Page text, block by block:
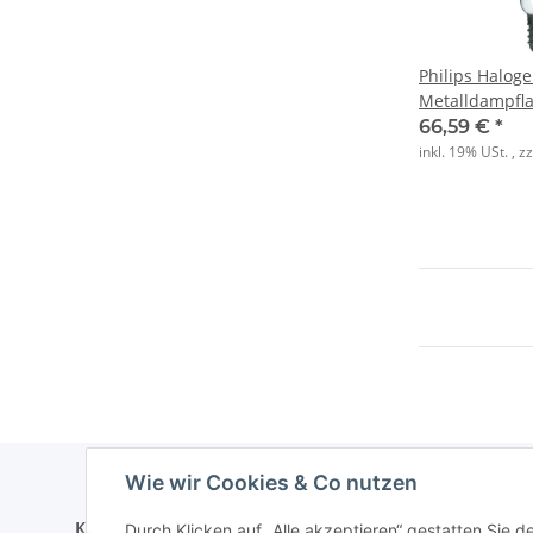
Wie wir Cookies & Co nutzen
Philips
CityWh CDO-
E40
66,59 € *
inkl. 19% USt. ,
Kontakt